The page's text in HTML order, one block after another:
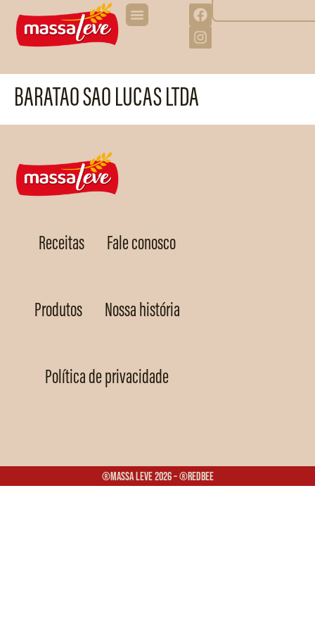
BARATAO SAO LUCAS LTDA
Receitas Fale conosco
Produtos Nossa história
Política de privacidade
®Massa Leve 2026 – ®Redbee